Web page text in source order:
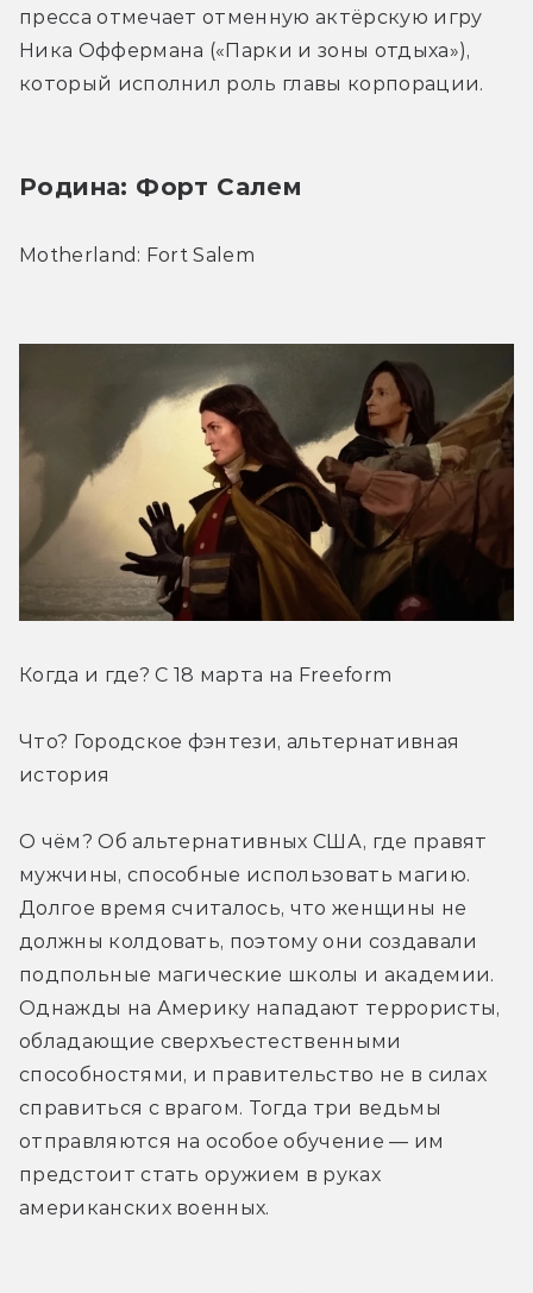
пресса отмечает отменную актёрскую игру
Ника Оффермана («Парки и зоны отдыха»),
который исполнил роль главы корпорации.
Родина: Форт Салем
Motherland: Fort Salem
Когда и где? С 18 марта на Freeform
Что? Городское фэнтези, альтернативная
история
О чём? Об альтернативных США, где правят
мужчины, способные использовать магию.
Долгое время считалось, что женщины не
должны колдовать, поэтому они создавали
подпольные магические школы и академии.
Однажды на Америку нападают террористы,
обладающие сверхъестественными
способностями, и правительство не в силах
справиться с врагом. Тогда три ведьмы
отправляются на особое обучение — им
предстоит стать оружием в руках
американских военных.